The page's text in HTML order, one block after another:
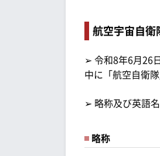
航空宇宙自衛
➢ 令和8年6月26
中に「航空自衛
➢ 略称及び英語
略称